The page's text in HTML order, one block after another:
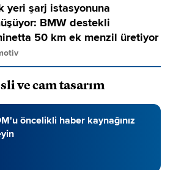
yeri şarj istasyonuna
BMW destekli
50 km ek menzil üretiyor
ve cam tasarım
öncelikli haber kaynağınız